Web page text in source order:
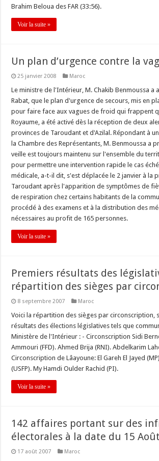
Brahim Beloua des FAR (33:56).
Voir la suite »
Un plan d’urgence contre la
25 janvier 2008 Maroc
Le ministre de l'Intérieur, M. Chakib Benmoussa a
Rabat, que le plan d'urgence de secours, mis en
pour faire face aux vagues de froid qui frappent
Royaume, a été activé dès la réception de deux
provinces de Taroudant et d'Azilal. Répondant à
la Chambre des Représentants, M. Benmoussa a
veille est toujours maintenu sur l'ensemble du
pour permettre une intervention rapide le cas
médicale, a-t-il dit, s'est déplacée le 2 janvier à la
Taroudant après l'apparition de symptômes de
de respiration chez certains habitants de la
procédé à des examens et à la distribution des
nécessaires au profit de 165 personnes.
Voir la suite »
Premiers résultats des
répartition des sièges par
8 septembre 2007 Maroc
Voici la répartition des sièges par circonscription,
résultats des élections législatives tels que
Ministère de l'Intérieur : - Circonscription Sidi
Ammouri (FFD). Ahmed Brija (RNI). Abdelkarim
Circonscription de Lâayoune: El Gareh El Jayed
(USFP). My Hamdi Oulder Rachid (PI).
Voir la suite »
142 affaires portant sur des
électorales à la date du 15 Août
17 août 2007 Maroc